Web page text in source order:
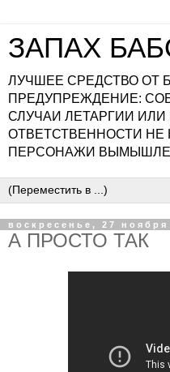
ЗАПАХ
ЛУЧШЕЕ СРЕДСТВО ОТ
ПРЕДУПРЕЖДЕНИЕ:
СЛУЧАИ ЛЕТАРГИИ ИЛИ
ОТВЕТСТВЕННОСТИ НЕ
ПЕРСОНАЖИ
воскресенье, 27 ноября
А ПРОСТО ТАК